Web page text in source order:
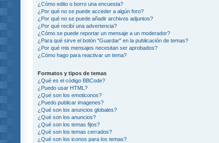
¿Cómo edito o borro una encuesta?
¿Por qué no se puede acceder a algún foro?
¿Por qué no se puede añadir archivos adjuntos?
¿Por qué recibí una advertencia?
¿Cómo se puede reportar un mensaje a un moderador?
¿Para qué sirve el botón "Guardar" en la publicación de temas?
¿Por qué mis mensajes necesitan ser aprobados?
¿Cómo hago para reactivar un tema?
Formatos y tipos de temas
¿Qué es el código BBCode?
¿Puedo usar HTML?
¿Qué son los emoticonos?
¿Puedo publicar imagenes?
¿Qué son los anuncios globales?
¿Qué son los anuncios?
¿Qué son los temas fijos?
¿Qué son los temas cerrados?
¿Qué son los iconos para los temas?